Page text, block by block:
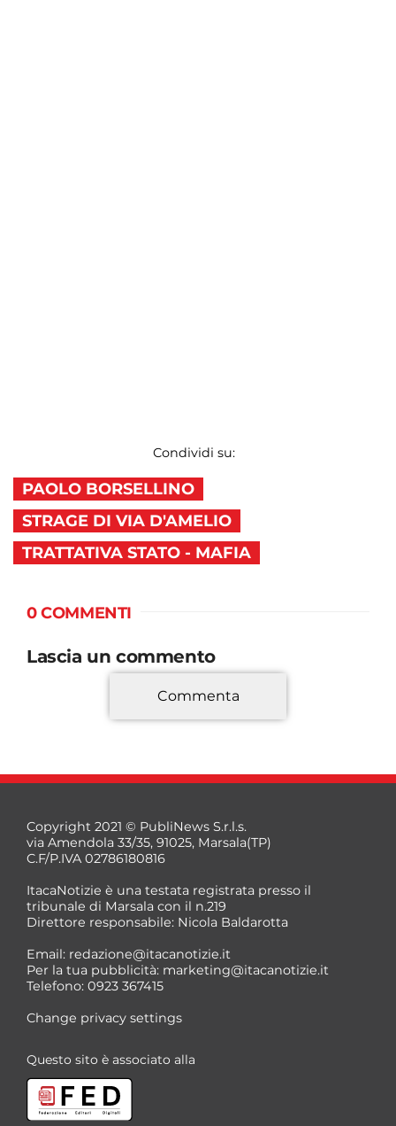
Condividi su:
PAOLO BORSELLINO
STRAGE DI VIA D'AMELIO
TRATTATIVA STATO - MAFIA
0 COMMENTI
Lascia un commento
*
*
Commenta
Copyright 2021 © PubliNews S.r.l.s.
via Amendola 33/35, 91025, Marsala(TP)
C.F/P.IVA 02786180816
ItacaNotizie è una testata registrata presso il
tribunale di Marsala con il n.219
Direttore responsabile: Nicola Baldarotta
Email: redazione@itacanotizie.it
Per la tua pubblicità: marketing@itacanotizie.it
Telefono: 0923 367415
Change privacy settings
Questo sito è associato alla